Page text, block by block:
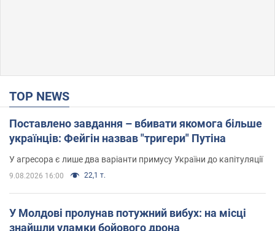
TOP NEWS
Поставлено завдання – вбивати якомога більше
українців: Фейгін назвав "тригери" Путіна
У агресора є лише два варіанти примусу України до капітуляції
9.08.2026 16:00 22,1 т.
У Молдові пролунав потужний вибух: на місці
знайшли уламки бойового дрона